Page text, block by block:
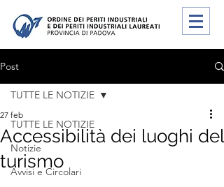
Post
TUTTE LE NOTIZIE
Notizie
Avvisi e Circolari
TUTTE LE NOTIZIE
Accessibilità dei luoghi del
turismo
27 feb